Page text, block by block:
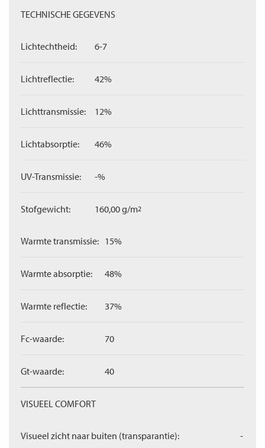
TECHNISCHE GEGEVENS
Lichtechtheid: 6-7
Lichtreflectie: 42%
Lichttransmissie: 12%
Lichtabsorptie: 46%
UV-Transmissie: -%
Stofgewicht: 160,00 g/m2
Warmte transmissie: 15%
Warmte absorptie: 48%
Warmte reflectie: 37%
Fc-waarde: 70
Gt-waarde: 40
VISUEEL COMFORT
Visueel zicht naar buiten (transparantie): -